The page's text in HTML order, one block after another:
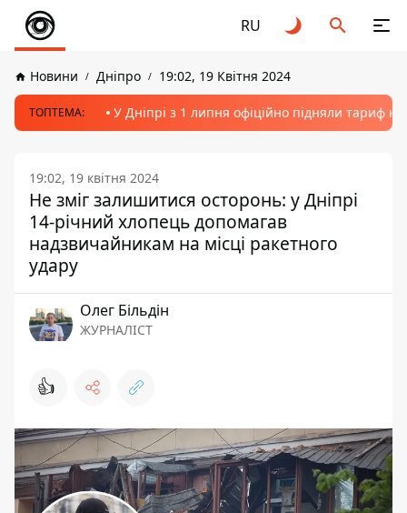
RU
Новини Дніпро 19:02, 19 Квітня 2024
ТОПТЕМА: У Дніпрі з 1 липня офіційно підняли тариф
19:02, 19 квітня 2024
Не зміг залишитися осторонь: у Дніпрі
14-річний хлопець допомагав
надзвичайникам на місці ракетного
удару
Олег Більдін
ЖУРНАЛІСТ
👍